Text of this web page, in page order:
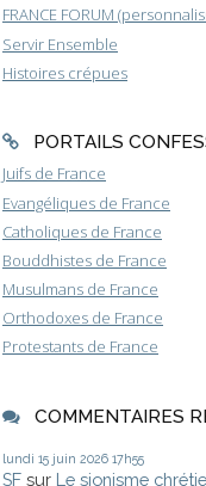
FRANCE FORUM
Servir Ensemble
Histoires crépues
PORTAILS
Juifs de France
Evangéliques de France
Catholiques de France
Bouddhistes de France
Musulmans de France
Orthodoxes de France
Protestants de France
COMMENTAIRES
lundi 15 juin 2026 17h55
SF sur Le sionisme